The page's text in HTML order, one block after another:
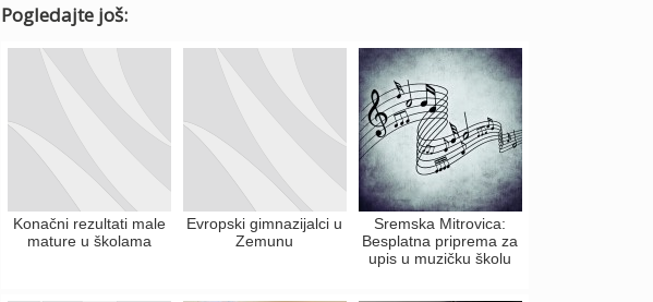
Pogledajte još:
Konačni rezultati male
mature u školama
Evropski gimnazijalci u
Zemunu
Sremska Mitrovica:
Besplatna priprema za
upis u muzičku školu